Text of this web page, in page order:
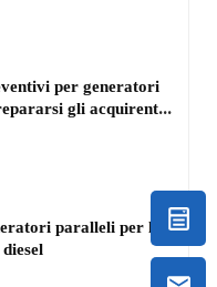
per generatori
gli acquirenti
paralleli per la